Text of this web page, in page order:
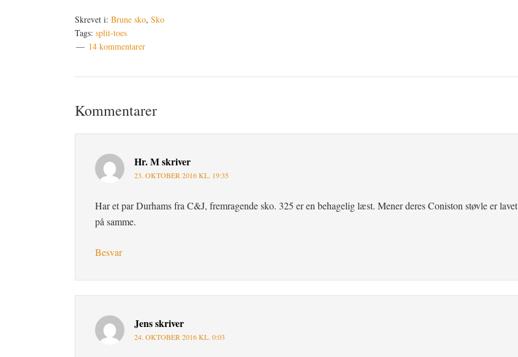
Skrevet i: Brune sko, Sko
Tags: split-toes
14 kommentarer
Kommentarer
Hr. Mskriver
23. OKTOBER 2016 KL. 19:35
Har et par Durhams fra C&J, fremragende sko. 325 er en behagelig læst. Mener deres Coniston støvle er lavet
på samme.
Besvar
Jensskriver
24. OKTOBER 2016 KL. 0:03